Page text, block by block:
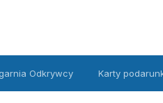
Odkrywcy Karty